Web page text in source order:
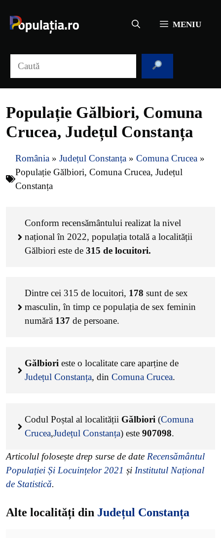
conținut
MENIU
Populație Gălbiori, Comuna
Crucea, Județul Constanța
România » Județul Constanța » Comuna Crucea »
Populație Gălbiori, Comuna Crucea, Județul
Constanța
Conform recensământului realizat la nivel
național în 2022, populația totală a localității
Gălbiori este de 315 de locuitori.
Dintre cei 315 de locuitori, 178 sunt de sex
masculin, în timp ce populația de sex feminin
numără 137 de persoane.
Gălbiori este o localitate care aparține de
Județul Constanța, din Comuna Crucea.
Codul Poștal al localității Gălbiori (Comuna
Crucea,Județul Constanța) este 907098.
Articolul folosește drep surse de date Recensământul
Populației Și Locuințelor 2021 și Institutul Național
de Statistică.
Alte localități din Județul Constanța